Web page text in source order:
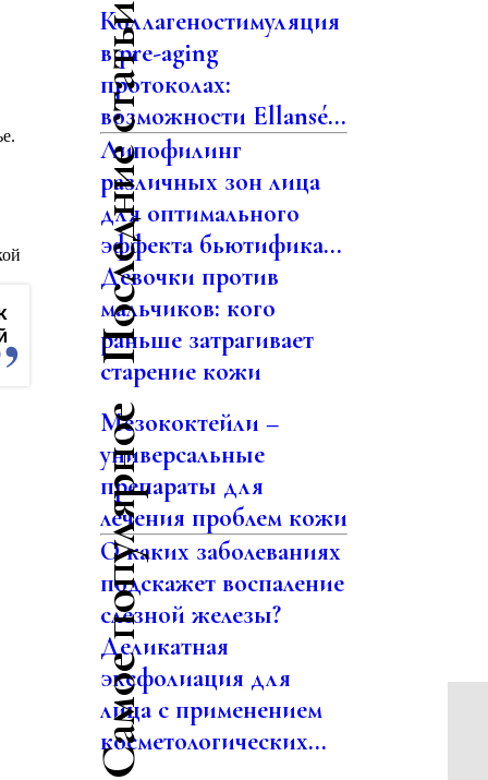
Последние статьи
Коллагеностимуляция
в pre-aging
протоколах:
возможности Ellansé...
Липофилинг
различных зон лица
для оптимального
эффекта бьютифика...
Девочки против
мальчиков: кого
раньше затрагивает
старение кожи
Самое популярное
Мезококтейли –
универсальные
препараты для
лечения проблем кожи
О каких заболеваниях
подскажет воспаление
слезной железы?
Деликатная
эксфолиация для
лица с применением
косметологических...